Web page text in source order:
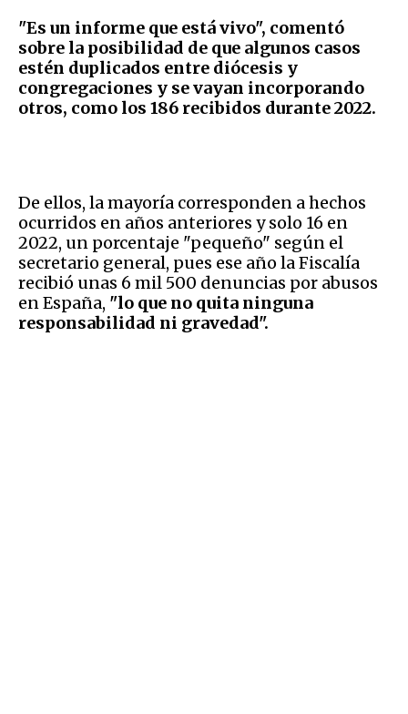
"Es un informe que está vivo", comentó
sobre la posibilidad de que algunos casos
estén duplicados entre diócesis y
congregaciones y se vayan incorporando
otros, como los 186 recibidos durante 2022.
De ellos, la mayoría corresponden a hechos
ocurridos en años anteriores y solo 16 en
2022, un porcentaje "pequeño" según el
secretario general, pues ese año la Fiscalía
recibió unas 6 mil 500 denuncias por abusos
en España, "lo que no quita ninguna
responsabilidad ni gravedad".